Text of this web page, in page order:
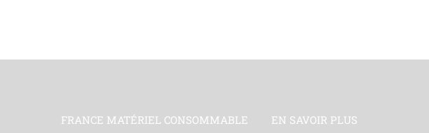
FRANCE MATÉRIEL CONSOMMABLE EN SAVOIR PLUS